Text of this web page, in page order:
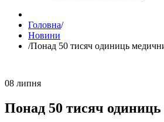
Головна/
Новини
/Понад 50 тисяч одиниць
08 липня
Понад 50 тисяч